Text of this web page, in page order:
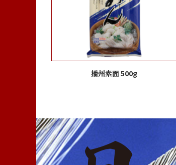
播州素面 500g